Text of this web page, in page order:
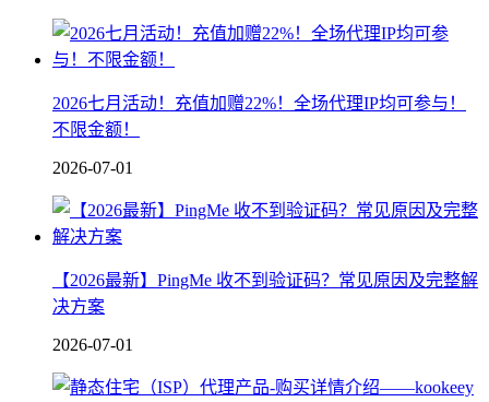
2026七月活动！充值加赠22%！全场代理IP均可参与！
不限金额！
2026-07-01
【2026最新】PingMe 收不到验证码？常见原因及完整解
决方案
2026-07-01